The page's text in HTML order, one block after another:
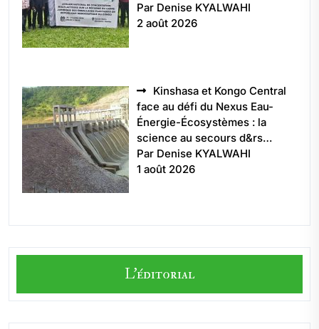
Par Denise KYALWAHI
2 août 2026
Kinshasa et Kongo Central
face au défi du Nexus Eau-
Énergie-Écosystèmes : la
science au secours d&rs…
Par Denise KYALWAHI
1 août 2026
L'éditorial